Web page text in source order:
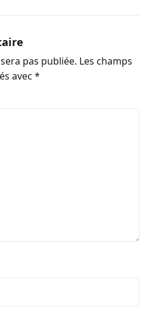
pas publiée. Les champs
avec *